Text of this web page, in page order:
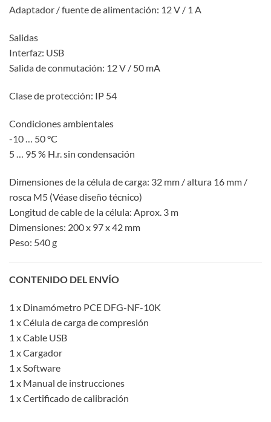
Adaptador / fuente de alimentación: 12 V / 1 A
Salidas
Interfaz: USB
Salida de conmutación: 12 V / 50 mA
Clase de protección: IP 54
Condiciones ambientales
-10 … 50 °C
5 … 95 % H.r. sin condensación
Dimensiones de la célula de carga: 32 mm / altura 16 mm /
rosca M5 (Véase diseño técnico)
Longitud de cable de la célula: Aprox. 3 m
Dimensiones: 200 x 97 x 42 mm
Peso: 540 g
CONTENIDO DEL ENVÍO
1 x Dinamómetro PCE DFG-NF-10K
1 x Célula de carga de compresión
1 x Cable USB
1 x Cargador
1 x Software
1 x Manual de instrucciones
1 x Certificado de calibración